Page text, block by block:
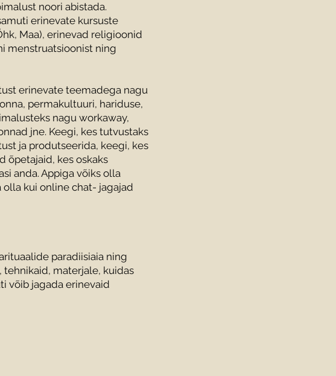
noori abistada.
erinevate kursuste
Maa), erinevad religioonid
menstruatsioonist ning
erinevate teemadega nagu
permakultuuri, hariduse,
nagu workaway,
jne. Keegi, kes tutvustaks
ja produtseerida, keegi, kes
õpetajaid, kes oskaks
anda. Appiga võiks olla
kui online chat- jagajad
paradiisiaia ning
tehnikaid, materjale, kuidas
võib jagada erinevaid